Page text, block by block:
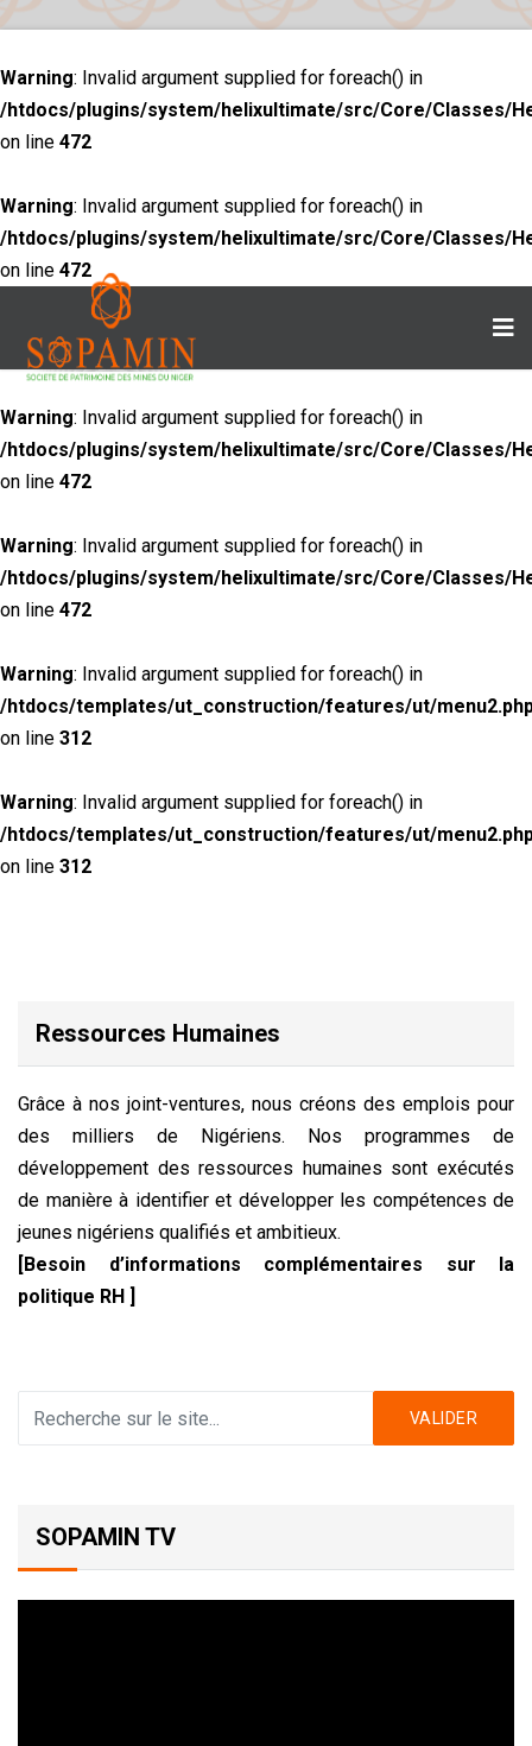
Warning: Invalid argument supplied for foreach() in
/htdocs/plugins/system/helixultimate/src/Core/Classes/
on line 472
Warning: Invalid argument supplied for foreach() in
/htdocs/plugins/system/helixultimate/src/Core/Classes/
on line 472
Warning: Invalid argument supplied for foreach() in
/htdocs/plugins/system/helixultimate/src/Core/Classes/
on line 472
Warning: Invalid argument supplied for foreach() in
/htdocs/plugins/system/helixultimate/src/Core/Classes/
on line 472
Warning: Invalid argument supplied for foreach() in
/htdocs/templates/ut_construction/features/ut/
on line 312
Warning: Invalid argument supplied for foreach() in
/htdocs/templates/ut_construction/features/ut/
on line 312
Ressources Humaines
Grâce à nos joint-ventures, nous créons des emplois pour
des milliers de Nigériens. Nos programmes de
développement des ressources humaines sont exécutés
de manière à identifier et développer les compétences de
jeunes nigériens qualifiés et ambitieux.
[Besoin d’informations complémentaires sur la
politique RH ]
VALIDER
SOPAMIN TV